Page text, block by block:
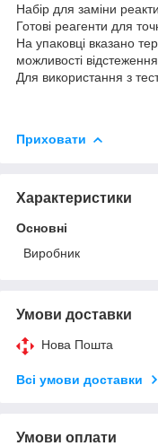
Набір для заміни
Готові реагенти для
На упаковці вказано
можливості відстеження.
Для використання з
Приховати
Характеристики
Основні
Виробник
Умови доставки
Нова Пошта
Всі умови доставки
Умови оплати